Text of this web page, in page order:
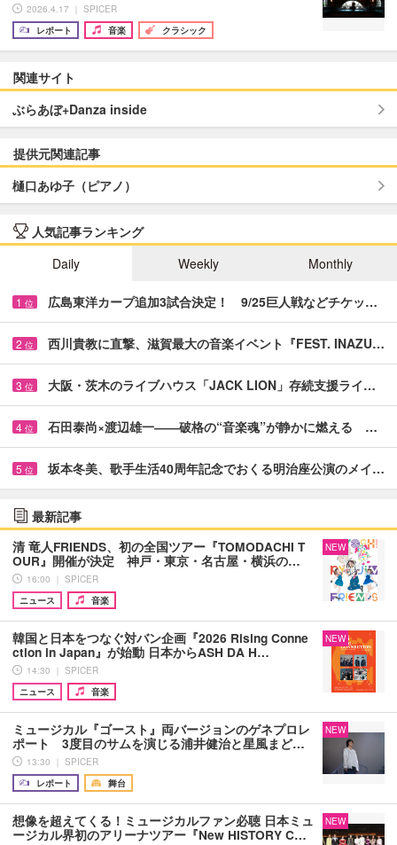
2026.4.17 ｜ SPICER
レポート
音楽 クラシック
関連サイト
ぶらあぼ+Danza inside
提供元関連記事
樋口あゆ子（ピアノ）
人気記事ランキング
Daily
Weekly Monthly
1 位 広島東洋カープ追加3試合決定！ 9/25巨人戦などチケッ…
2 位 西川貴教に直撃、滋賀最大の音楽イベント『FEST. INAZU…
3 位 大阪・茨木のライブハウス「JACK LION」存続支援ライ…
4 位 石田泰尚×渡辺雄一――破格の“音楽魂”が静かに燃える …
5 位 坂本冬美、歌手生活40周年記念でおくる明治座公演のメイ…
最新記事
清 竜人FRIENDS、初の全国ツアー『TOMODACHI T
OUR』開催が決定 神戸・東京・名古屋・横浜の…
16:00 ｜ SPICER
ニュース
音楽
NEW
韓国と日本をつなぐ対バン企画『2026 Rising Conne
ction in Japan』が始動 日本からASH DA H…
14:30 ｜ SPICER
ニュース
音楽
NEW
ミュージカル『ゴースト』両バージョンのゲネプロレ
ポート 3度目のサムを演じる浦井健治と星風まど…
13:30 ｜ SPICER
レポート
舞台
NEW
想像を超えてくる！ミュージカルファン必聴 日本ミュ
ージカル界初のアリーナツアー『New HISTORY C…
NEW